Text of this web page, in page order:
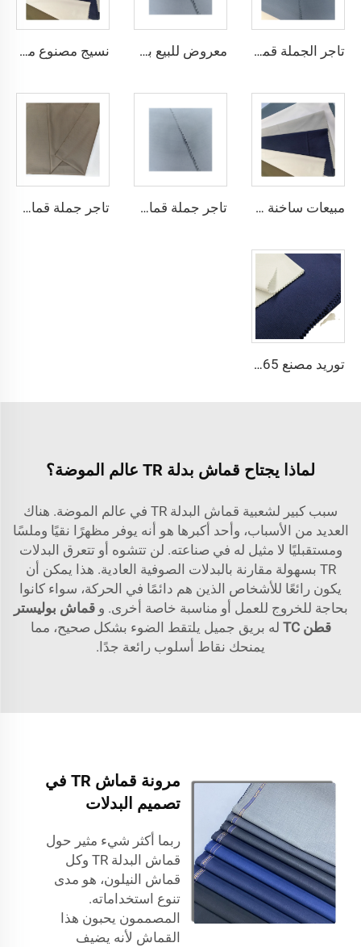
تاجر الجملة قماش ثوب عربي رخيص الميكرو فايبر للرجال، قماش بوليستر مشغول، تويبو قماش قميص ثوب عربي معروض للبيع بسعر منخفض قماش ثوب عربي لثوب أربعة قطع قميص وسروال، قماش بوليستر تويبو ميكرو فايبر نسيج مصنوع من الألياف الدقيقة البلاستيكية Toyobo بقياس 100T نسيج عادي
مبيعات ساخنة قماش الثوب العربي للألياف الدقيقة للرجال قماش بوليستر مجوف قماش toyobo قميص ثوب عربي تاجر جملة قماش الألياف الدقيقة للرجال قماش بوليستر مجوف قماش toyobo قميص ثوب عربي تاجر جملة قماش الثوب العربي للرجال قماش بوليستر مجوف قماش toyobo قميص ثوب عربي
توريد مصنع 65٪ بوليستر 35٪ قطن لبطانة الجينز النسيج المسطح TC TWILL ملون لنسيج جيوب الزي الرسمي
لماذا يجتاح قماش بدلة TR عالم الموضة؟
سبب كبير لشعبية قماش البدلة TR في عالم الموضة. هناك
العديد من الأسباب، وأحد أكبرها هو أنه يوفر مظهرًا نقيًا وملسًا
ومستقبليًا لا مثيل له في صناعته. لن تتشوه أو تتعرق البدلات
TR بسهولة مقارنة بالبدلات الصوفية العادية. هذا يمكن أن
يكون رائعًا للأشخاص الذين هم دائمًا في الحركة، سواء كانوا
بحاجة للخروج للعمل أو مناسبة خاصة أخرى. وقماش بوليستر
قطن TC
له بريق جميل يلتقط الضوء بشكل صحيح، مما
يمنحك نقاط أسلوب رائعة جدًا.
مرونة قماش TR في
تصميم البدلات
ربما أكثر شيء مثير حول
قماش البدلة TR وكل
قماش النيلون، هو مدى
تنوع استخداماته.
المصممون يحبون هذا
القماش لأنه يضيف